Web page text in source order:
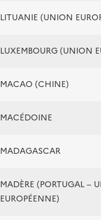
LITUANIE (UNION
LUXEMBOURG (UNION
MACAO (CHINE)
MACÉDOINE
MADAGASCAR
MADÈRE (PORTUGAL –
EUROPÉENNE)